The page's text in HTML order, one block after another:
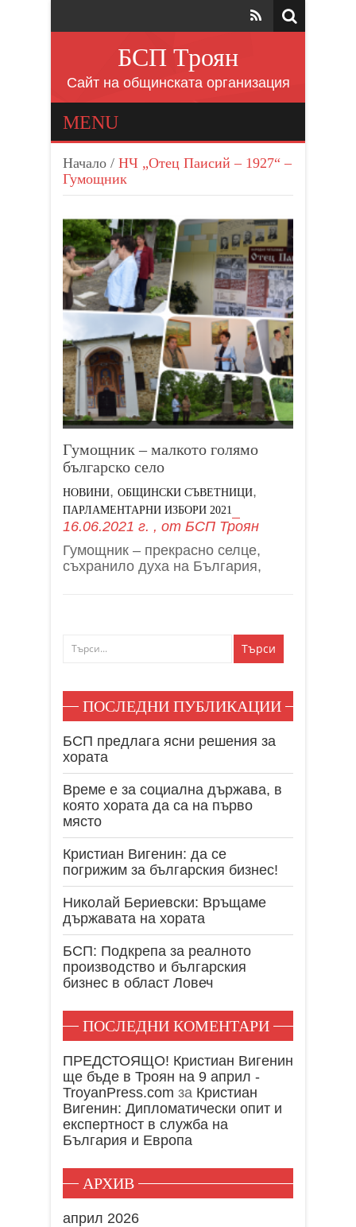
БСП Троян
Сайт на общинската организация
MENU
Начало / НЧ „Отец Паисий – 1927“ –
Гумощник
Гумощник – малкото голямо
българско село
НОВИНИ, ОБЩИНСКИ СЪВЕТНИЦИ,
ПАРЛАМЕНТАРНИ ИЗБОРИ 2021
16.06.2021 г. , от БСП Троян
Гумощник – прекрасно селце,
съхранило духа на България,
ПОСЛЕДНИ ПУБЛИКАЦИИ
БСП предлага ясни решения за
хората
Време е за социална държава, в
която хората да са на първо
място
Кристиан Вигенин: да се
погрижим за българския бизнес!
Николай Бериевски: Връщаме
държавата на хората
БСП: Подкрепа за реалното
производство и българския
бизнес в област Ловеч
ПОСЛЕДНИ КОМЕНТАРИ
ПРЕДСТОЯЩО! Кристиан Вигенин
ще бъде в Троян на 9 април -
TroyanPress.com за Кристиан
Вигенин: Дипломатически опит и
експертност в служба на
България и Европа
АРХИВ
април 2026